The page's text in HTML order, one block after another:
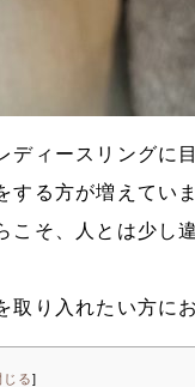
ディースリングに
する方が増えてい
こそ、人とは少し
取り入れたい方に
じる]